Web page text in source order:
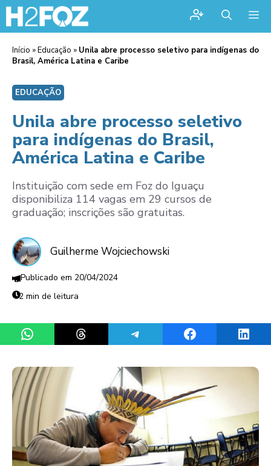
Início »Educação » Unila abre processo seletivo para indígenas do
Brasil, América Latina e Caribe
EDUCAÇÃO
Unila abre processo seletivo
para indígenas do Brasil,
América Latina e Caribe
Instituição com sede em Foz do Iguaçu
disponibiliza 114 vagas em 29 cursos de
graduação; inscrições são gratuitas.
Guilherme Wojciechowski
20/04/2024
2 min de leitura
Share on WhatsAppShare on ThreadsShare on TelegramShare on Facebook